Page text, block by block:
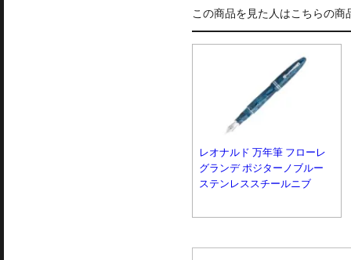
この商品を見た人はこちらの商
レオナルド 万年筆 フローレ
グランデ ポジターノブルー
ステンレススチールニブ